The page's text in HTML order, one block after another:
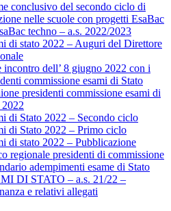
conclusivo del secondo ciclo di
nelle scuole con progetti EsaBac
techno – a.s. 2022/2023
di stato 2022 – Auguri del Direttore
incontro dell’ 8 giugno 2022 con i
commissione esami di Stato
presidenti commissione esami di
2022
di Stato 2022 – Secondo ciclo
di Stato 2022 – Primo ciclo
di stato 2022 – Pubblicazione
regionale presidenti di commissione
adempimenti esame di Stato
DI STATO – a.s. 21/22 –
e relativi allegati